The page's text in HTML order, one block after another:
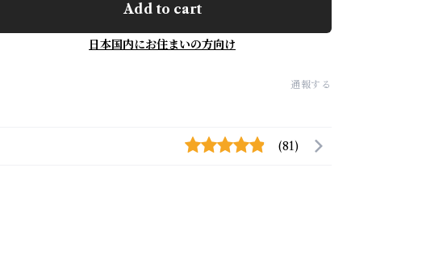
Add to cart
日本国内にお住まいの方向け
通報する
(81)